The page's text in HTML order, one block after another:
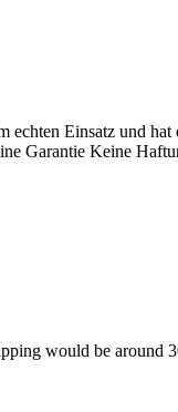
Einsatz und
Garantie Keine
would be around